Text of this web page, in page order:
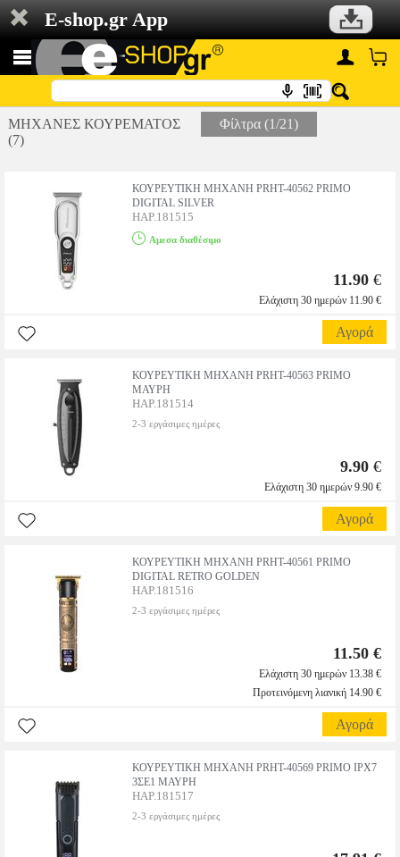
E-shop.gr App
ΜΗΧΑΝΕΣ ΚΟΥΡΕΜΑΤΟΣ
(7)
Φίλτρα (1/21)
ΚΟΥΡΕΥΤΙΚH ΜΗΧΑΝH PRΗΤ-40562 PRIMO
DIGITAL SILVER
HAP.181515
Αμεσα διαθέσιμο
11.90 €
Ελάχιστη 30 ημερών 11.90 €
Αγορά
ΚΟΥΡΕΥΤΙΚH ΜΗΧΑΝH PRΗΤ-40563 PRIMO
ΜΑΥΡΗ
HAP.181514
2-3 εργάσιμες ημέρες
9.90 €
Ελάχιστη 30 ημερών 9.90 €
Αγορά
ΚΟΥΡΕΥΤΙΚH ΜΗΧΑΝH PRΗΤ-40561 PRIMO
DIGITAL RETRO GOLDEN
HAP.181516
2-3 εργάσιμες ημέρες
11.50 €
Ελάχιστη 30 ημερών 13.38 €
Προτεινόμενη λιανική 14.90 €
Αγορά
ΚΟΥΡΕΥΤΙΚH ΜΗΧΑΝH PRΗΤ-40569 PRIMO IPX7
3ΣΕ1 ΜΑΥΡΗ
HAP.181517
2-3 εργάσιμες ημέρες